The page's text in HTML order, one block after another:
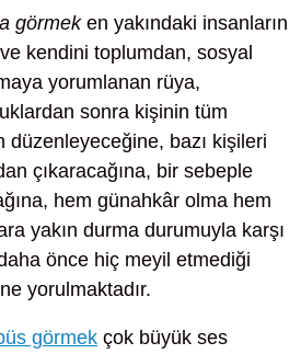
görmeken yakındaki insanların
kendini toplumdan, sosyal
yorumlanan rüya,
sonra kişinin tüm
düzenleyeceğine, bazı kişileri
çıkaracağına, bir sebeple
hem günahkâr olma hem
yakın durma durumuyla karşı
önce hiç meyil etmediği
yorulmaktadır.
görmek çok büyük ses